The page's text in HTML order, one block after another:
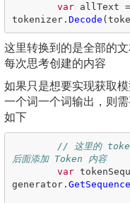
var
allText =
tokenizer. Decode (
这里转换到的是全部的
每次思考创建的内容
如果只是想要实现获取
一个词一个词输出，则
如下
// 这里的
后面添加 Token 内容
var
generator. GetSequence